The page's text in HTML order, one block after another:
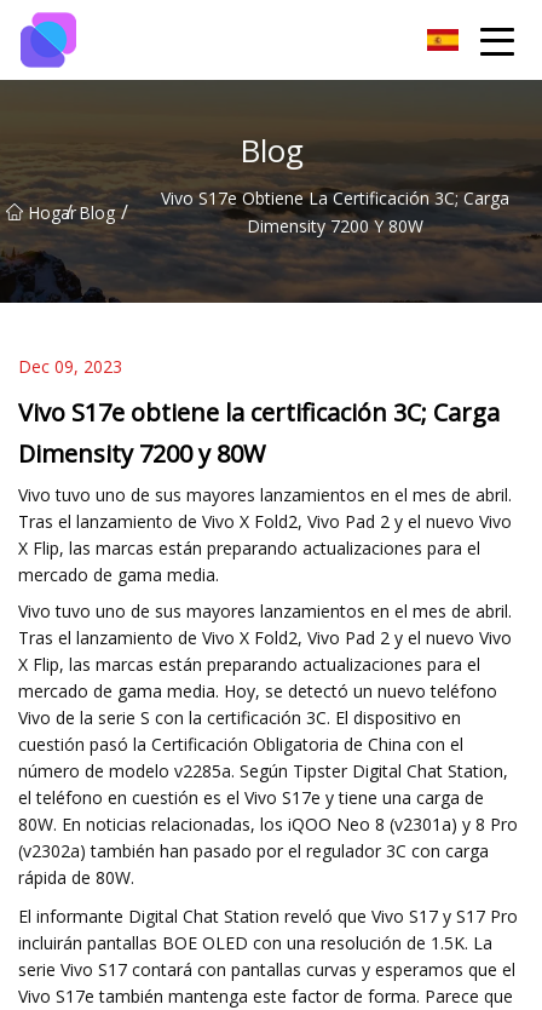
Blog
Hogar
/ Blog /
Vivo S17e Obtiene La Certificación 3C; Carga
Dimensity 7200 Y 80W
Dec 09, 2023
Vivo S17e obtiene la certificación 3C; Carga
Dimensity 7200 y 80W
Vivo tuvo uno de sus mayores lanzamientos en el mes de abril.
Tras el lanzamiento de Vivo X Fold2, Vivo Pad 2 y el nuevo Vivo
X Flip, las marcas están preparando actualizaciones para el
mercado de gama media.
Vivo tuvo uno de sus mayores lanzamientos en el mes de abril.
Tras el lanzamiento de Vivo X Fold2, Vivo Pad 2 y el nuevo Vivo
X Flip, las marcas están preparando actualizaciones para el
mercado de gama media. Hoy, se detectó un nuevo teléfono
Vivo de la serie S con la certificación 3C. El dispositivo en
cuestión pasó la Certificación Obligatoria de China con el
número de modelo v2285a. Según Tipster Digital Chat Station,
el teléfono en cuestión es el Vivo S17e y tiene una carga de
80W. En noticias relacionadas, los iQOO Neo 8 (v2301a) y 8 Pro
(v2302a) también han pasado por el regulador 3C con carga
rápida de 80W.
El informante Digital Chat Station reveló que Vivo S17 y S17 Pro
incluirán pantallas BOE OLED con una resolución de 1.5K. La
serie Vivo S17 contará con pantallas curvas y esperamos que el
Vivo S17e también mantenga este factor de forma. Parece que